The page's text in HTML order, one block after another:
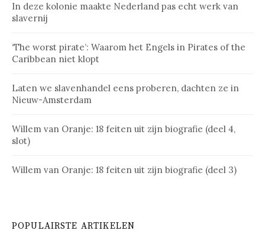
In deze kolonie maakte Nederland pas echt werk van
slavernij
‘The worst pirate’: Waarom het Engels in Pirates of the
Caribbean niet klopt
Laten we slavenhandel eens proberen, dachten ze in
Nieuw-Amsterdam
Willem van Oranje: 18 feiten uit zijn biografie (deel 4,
slot)
Willem van Oranje: 18 feiten uit zijn biografie (deel 3)
POPULAIRSTE ARTIKELEN